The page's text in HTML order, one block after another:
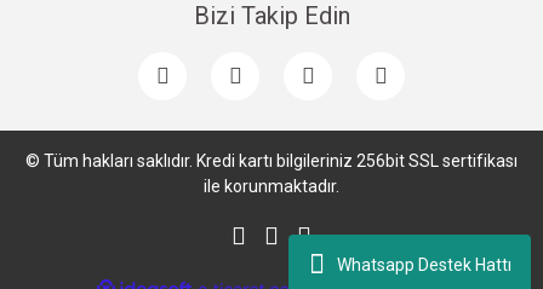
Whatsapp Destek Hattı
Bizi Takip Edin
© Tüm hakları saklıdır. Kredi kartı bilgileriniz 256bit SSL sertifikası
ile korunmaktadır.